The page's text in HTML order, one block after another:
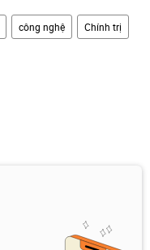
công nghệ Chính trị